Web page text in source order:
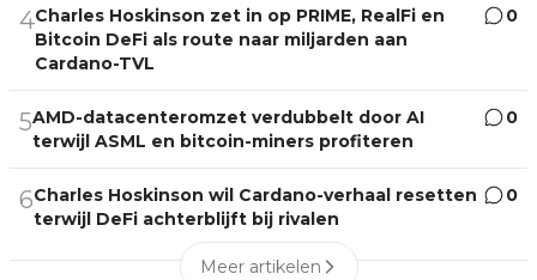
4Charles Hoskinson zet in op PRIME, RealFi en
Bitcoin DeFi als route naar miljarden aan
Cardano-TVL
0
5AMD-datacenteromzet verdubbelt door AI
terwijl ASML en bitcoin-miners profiteren
0
6Charles Hoskinson wil Cardano-verhaal resetten
terwijl DeFi achterblijft bij rivalen
0
Meer artikelen